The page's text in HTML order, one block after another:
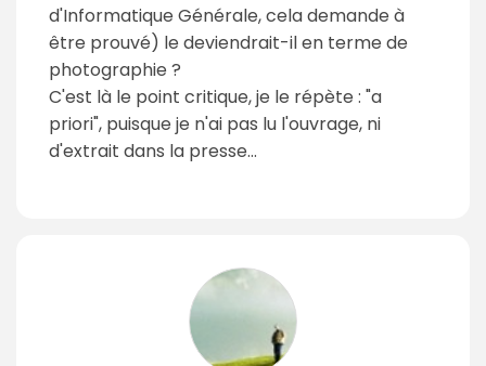
d'Informatique Générale, cela demande à
être prouvé) le deviendrait-il en terme de
photographie ?
C'est là le point critique, je le répète : "a
priori", puisque je n'ai pas lu l'ouvrage, ni
d'extrait dans la presse...